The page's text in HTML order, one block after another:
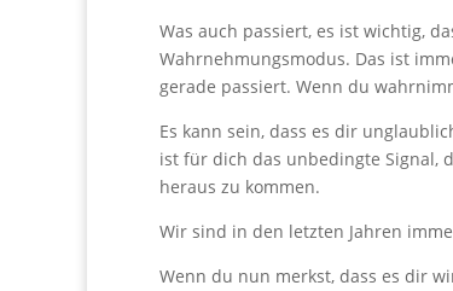
Was auch passiert, es ist wichtig,
Wahrnehmungsmodus. Das ist
gerade passiert. Wenn du
Es kann sein, dass es dir
ist für dich das unbedingte Signal,
heraus zu kommen.
Wir sind in den letzten Jahren
Wenn du nun merkst, dass es dir